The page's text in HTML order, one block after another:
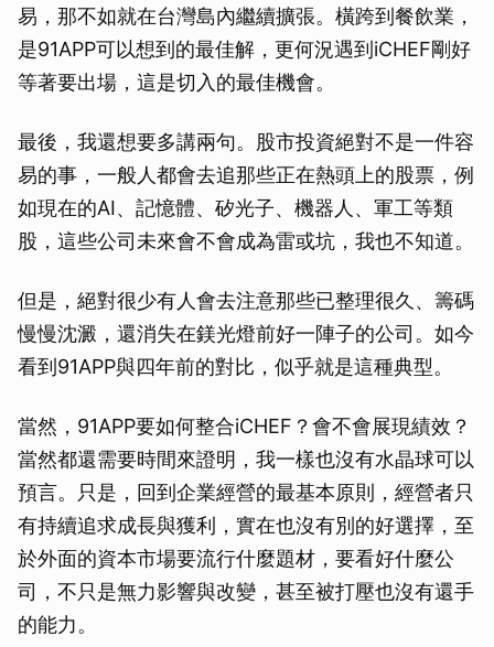
易，那不如就在台灣島內繼續擴張。橫跨到餐飲業，
是91APP可以想到的最佳解，更何況遇到iCHEF剛好
等著要出場，這是切入的最佳機會。
最後，我還想要多講兩句。股市投資絕對不是一件容
易的事，一般人都會去追那些正在熱頭上的股票，例
如現在的AI、記憶體、矽光子、機器人、軍工等類
股，這些公司未來會不會成為雷或坑，我也不知道。
但是，絕對很少有人會去注意那些已整理很久、籌碼
慢慢沈澱，還消失在鎂光燈前好一陣子的公司。如今
看到91APP與四年前的對比，似乎就是這種典型。
當然，91APP要如何整合iCHEF？會不會展現績效？
當然都還需要時間來證明，我一樣也沒有水晶球可以
預言。只是，回到企業經營的最基本原則，經營者只
有持續追求成長與獲利，實在也沒有別的好選擇，至
於外面的資本市場要流行什麼題材，要看好什麼公
司，不只是無力影響與改變，甚至被打壓也沒有還手
的能力。